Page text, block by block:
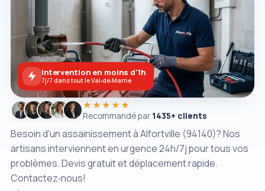
Besoin d'un assainissement à Alfortville (94140)? Nos
artisans interviennent en urgence 24h/7j pour tous vos
problèmes. Devis gratuit et déplacement rapide.
Contactez‑nous!
★★★★★
Recommandé par 1435+ clients
Intervention en moins d'1h
7j/7 dans tout le Val‑de‑Marne